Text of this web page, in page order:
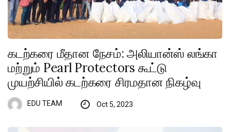
கடற்கரை மீதான நேசம்: அலியான்ஸ் லங்கா
மற்றும் Pearl Protectors கூட்டு
முயற்சியில் கடற்கரை சிரமதான நிகழ்வு
EDU TEAM Oct 5, 2023